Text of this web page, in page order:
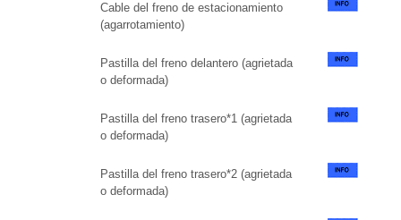
Cable del freno de estacionamiento
(agarrotamiento)
Pastilla del freno delantero (agrietada
o deformada)
Pastilla del freno trasero*1 (agrietada
o deformada)
Pastilla del freno trasero*2 (agrietada
o deformada)